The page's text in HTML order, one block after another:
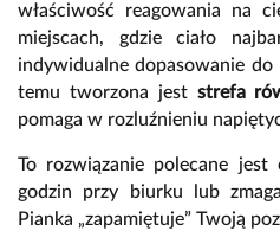
właściwość reagowania na
miejscach, gdzie ciało
indywidualne dopasowanie do
temu tworzona jest strefa
pomaga w rozluźnieniu
To rozwiązanie polecane jest
godzin przy biurku lub
Pianka „zapamiętuje” Twoją